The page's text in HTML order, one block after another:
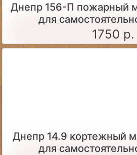
Днепр 156-П пожарный
для
1750 р.
Днепр 14.9 кортежный
для